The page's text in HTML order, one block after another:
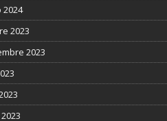
2024
2023
2023